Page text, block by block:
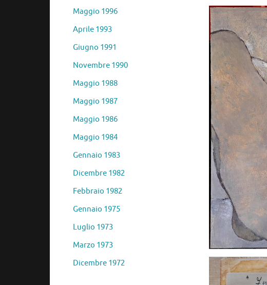
Maggio 1996
Aprile 1993
Giugno 1991
Novembre 1990
Maggio 1988
Maggio 1987
Maggio 1986
Maggio 1984
Gennaio 1983
Dicembre 1982
Febbraio 1982
Gennaio 1975
Luglio 1973
Marzo 1973
Dicembre 1972